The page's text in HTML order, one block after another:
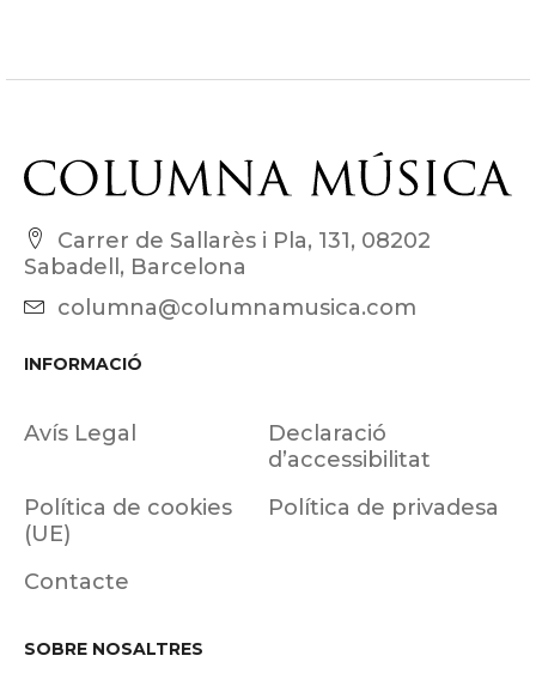
Carrer de Sallarès i Pla, 131, 08202
Sabadell, Barcelona
columna@columnamusica.com
INFORMACIÓ
Avís Legal
Declaració
d’accessibilitat
Política de cookies
(UE)
Política de privadesa
Contacte
SOBRE NOSALTRES